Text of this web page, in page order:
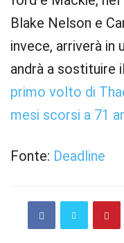
Blake Nelson e
invece, arriverà in
andrà a sostituire
primo volto di
mesi scorsi a 71
Fonte: Deadline